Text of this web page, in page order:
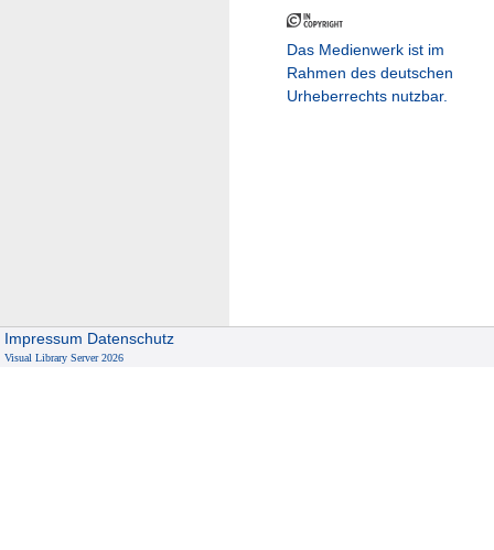
Das Medienwerk ist im
Rahmen des deutschen
Urheberrechts nutzbar.
Impressum Datenschutz
Visual Library Server 2026